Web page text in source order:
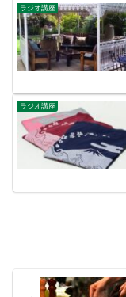
ラジオ講座
ラジオ講座